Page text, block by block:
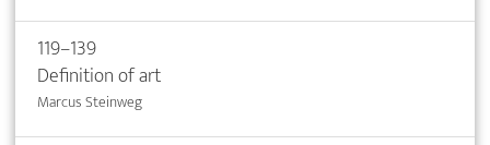
119–139
Definition of art
Marcus Steinweg